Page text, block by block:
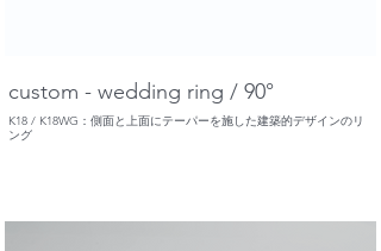
custom - wedding ring / 90°
K18 / K18WG：側面と上面にテーパーを施した建築的デザインのリ
ング